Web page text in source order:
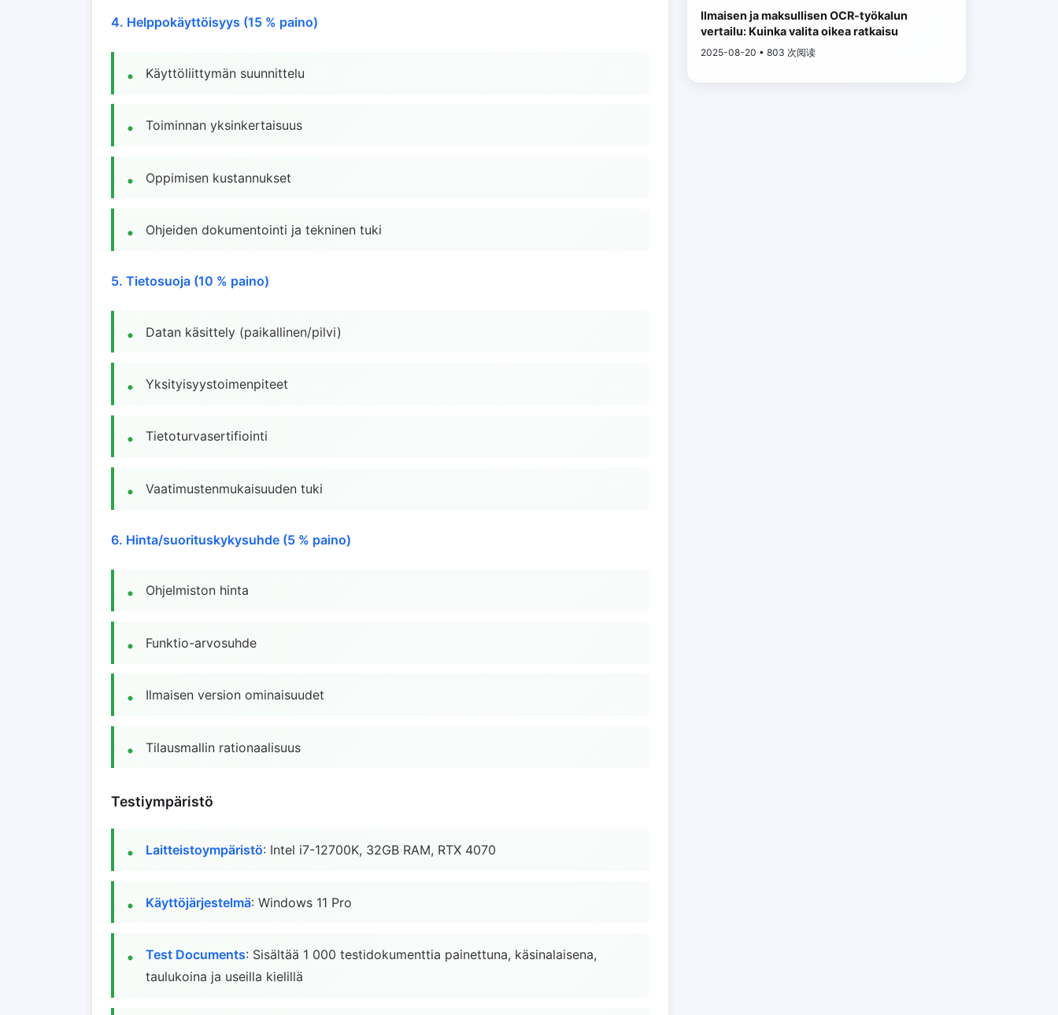
4. Helppokäyttöisyys (15 % paino)
Käyttöliittymän suunnittelu
Toiminnan yksinkertaisuus
Oppimisen kustannukset
Ohjeiden dokumentointi ja tekninen tuki
5. Tietosuoja (10 % paino)
Datan käsittely (paikallinen/pilvi)
Yksityisyystoimenpiteet
Tietoturvasertifiointi
Vaatimustenmukaisuuden tuki
6. Hinta/suorituskykysuhde (5 % paino)
Ohjelmiston hinta
Funktio-arvosuhde
Ilmaisen version ominaisuudet
Tilausmallin rationaalisuus
Testiympäristö
Laitteistoympäristö: Intel i7-12700K, 32GB RAM, RTX 4070
Käyttöjärjestelmä: Windows 11 Pro
Test Documents: Sisältää 1 000 testidokumenttia painettuna, käsinalaisena,
taulukoina ja useilla kielillä
Ilmaisen ja maksullisen OCR-työkalun
vertailu: Kuinka valita oikea ratkaisu
2025-08-20 • 803 次阅读